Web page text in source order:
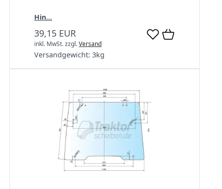
Hin...
39,15 EUR
inkl. MwSt.zzgl.Versand
Versandgewicht: 3kg